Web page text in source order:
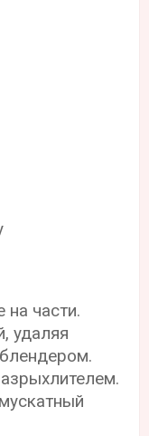
на части.
удаляя